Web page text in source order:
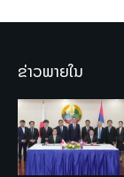
ຂ່າວພາຍໃນ